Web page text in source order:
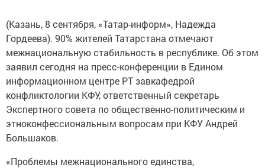
(Казань, 8 сентября, «Татар-информ», Надежда
Гордеева). 90% жителей Татарстана отмечают
межнациональную стабильность в республике. Об этом
заявил сегодня на пресс-конференции в Едином
информационном центре РТ завкафедрой
конфликтологии КФУ, ответственный секретарь
Экспертного совета по общественно-политическим и
этноконфессиональным вопросам при КФУ Андрей
Большаков.
«Проблемы межнационального единства,